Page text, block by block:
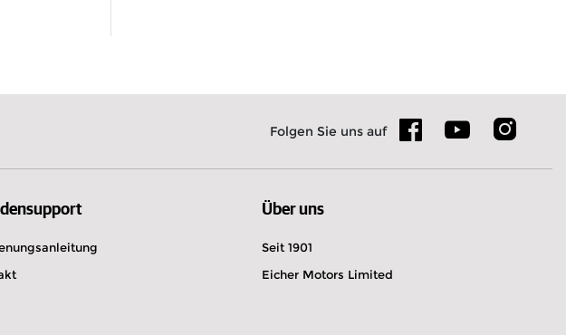
Folgen Sie uns auf
Über uns
Seit 1901
Eicher Motors Limited